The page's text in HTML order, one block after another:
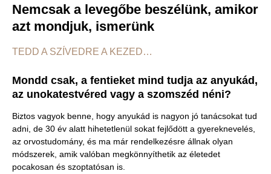
Nemcsak a levegőbe beszélünk, amikor
azt mondjuk, ismerünk
TEDD A SZÍVEDRE A KEZED…
Mondd csak, a fentieket mind tudja az anyukád,
az unokatestvéred vagy a szomszéd néni?
Biztos vagyok benne, hogy anyukád is nagyon jó tanácsokat tud
adni, de 30 év alatt hihetetlenül sokat fejlődött a gyereknevelés,
az orvostudomány, és ma már rendelkezésre állnak olyan
módszerek, amik valóban megkönnyíthetik az életedet
pocakosan és szoptatósan is.